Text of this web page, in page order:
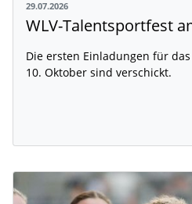
29.07.2026
Die ersten Einladungen für
10. Oktober sind verschickt.